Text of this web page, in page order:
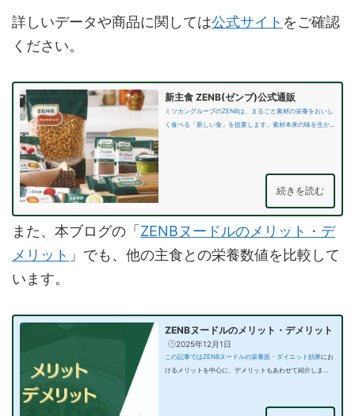
詳しいデータや商品に関しては公式サイト をご確認
ください。
新主食 ZENB(ゼンブ)公式通販
ミツカングループのZENBは、まるごと素材の栄養をおいし
く食べる「新しい食」を提案します。素材本来の味を生か
続きを読む
また、本ブログの「ZENBヌードルのメリット・デ
メリット 」でも、他の主食との栄養数値を比較して
います。
ZENBヌードルのメリット・デメリット
2025年12月1日
この記事ではZENBヌードルの栄養面・ ダイエット効果にお
けるメリットを中心に、デメリットもあわせて紹介しま